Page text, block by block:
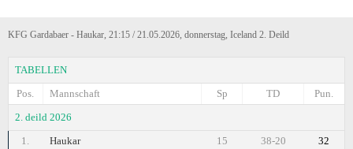
KFG Gardabaer - Haukar, 21:15 / 21.05.2026, donnerstag, Iceland 2. Deild
TABELLEN
Pos.
Mannschaft Pun.
TD
Sp
2. deild 2026
1.
Haukar 32
38-20
15